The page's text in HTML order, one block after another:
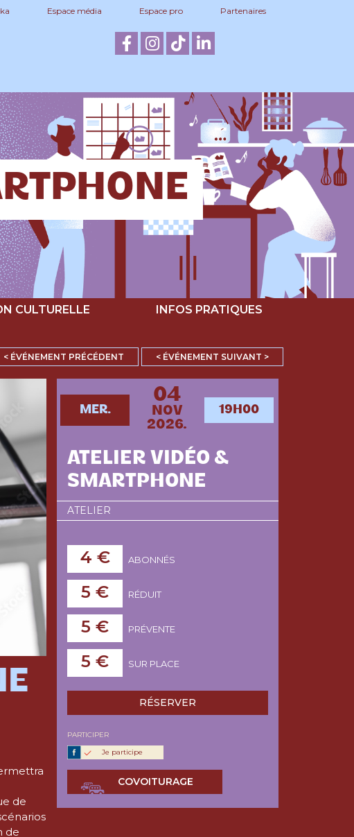
Espace média Espace pro Partenaires
CULTURELLE INFOS PRATIQUES
< ÉVÉNEMENT PRÉCÉDENT < ÉVÉNEMENT SUIVANT >
de
de
MER.
04
NOV
2026.
19H00
ATELIER VIDÉO &
SMARTPHONE
ATELIER
4 € ABONNÉS
5 € RÉDUIT
5 € PRÉVENTE
5 € SUR PLACE
RÉSERVER
PARTICIPER
Je participe
COVOITURAGE